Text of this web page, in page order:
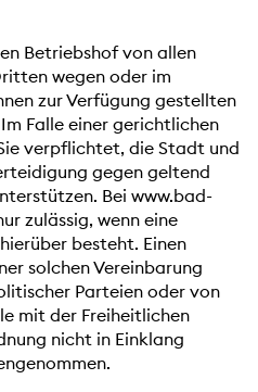
Betriebshof von allen
wegen oder im
zur Verfügung gestellten
Falle einer gerichtlichen
verpflichtet, die Stadt und
gegen geltend
Bei www.bad-
zulässig, wenn eine
besteht. Einen
solchen Vereinbarung
Parteien oder von
mit der Freiheitlichen
nicht in Einklang